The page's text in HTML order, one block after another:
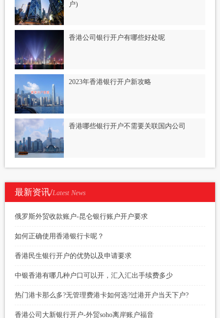
户)
香港公司银行开户有哪些好处呢
2023年香港银行开户新攻略
香港哪些银行开户不需要关联国内公司
最新资讯/Latest News
俄罗斯外贸收款账户-昆仑银行账户开户要求
如何正确使用香港银行卡呢？
香港民生银行开户的优势以及申请要求
中银香港有哪几种户口可以开，汇入汇出手续费多少
热门港卡那么多?无管理费港卡如何选?过港开户当天下户?
香港公司大新银行开户-外贸soho离岸账户福音